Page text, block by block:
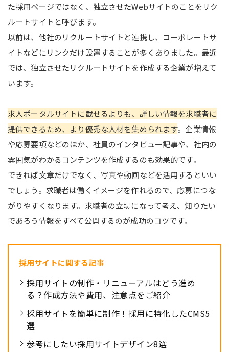
た採用ページではなく、独立させたWebサイトのことをリク
ルートサイトと呼びます。
以前は、他社のリクルートサイトと連携し、コーポレートサ
イトなどにリンクだけ設置することが多くありました。最近
では、独立させたリクルートサイトを作成する企業が増えて
います。
求人ポータルサイトに載せるよりも、詳しい情報を求職者に
提供できるため、より優秀な人材を集められます。企業情報
や応募要項などのほか、社員のインタビュー記事や、社内の
雰囲気がわかるコンテンツを作成するのも効果的です。
できれば文章だけでなく、写真や動画などを活用するといい
でしょう。求職者は働くイメージを作れるので、応募につな
がりやすくなります。求職者の立場になって考え、知りたい
であろう情報をすべて公開するのが成功のコツです。
採用サイトに関する記事
採用サイトの制作・リニューアルはどう進め
る？作成方法や費用、注意点をご紹介
採用サイトを簡単に制作！採用に特化したCMS5
選
参考にしたい採用サイトデザイン8選